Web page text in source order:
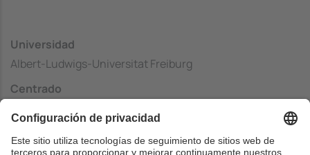
Universidad
Albert-Ludwigs-Universitat Freiburg
Centrado